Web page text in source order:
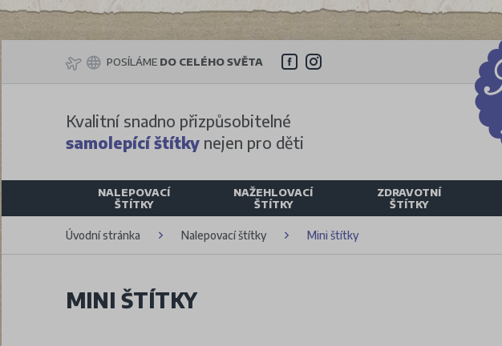
POSÍLÁME DO CELÉHO SVĚTA
Kvalitní snadno přizpůsobitelné
samolepící štítky nejen pro děti
NALEPOVACÍ
ŠTÍTKY
NAŽEHLOVACÍ
ŠTÍTKY
ZDRAVOTNÍ
ŠTÍTKY
Úvodní stránka Nalepovací štítky Mini štítky
MINI ŠTÍTKY